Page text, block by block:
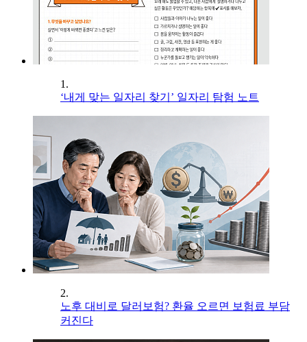
1.
‘내게 맞는 일자리 찾기’ 일자리 탐험 노트
2.
노후 대비로 달러보험? 환율 오르면 보험료 부담
커진다